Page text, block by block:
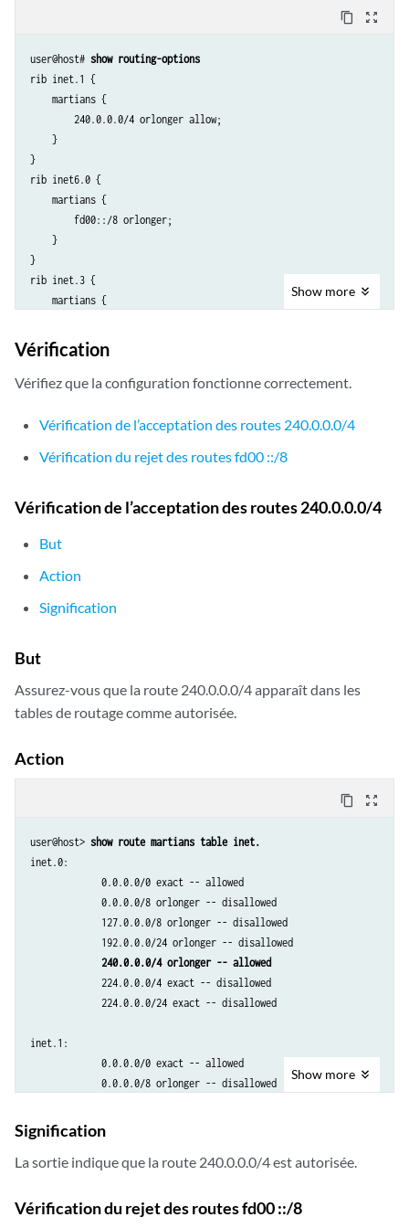
content_copy zoom_out_map
user@host# show routing-options
rib inet.1 {
    martians {
        240.0.0.0/4 orlonger allow;
    }
}
rib inet6.0 {
    martians {
        fd00::/8 orlonger;
    }
}
rib inet.3 {
    martians {
    }
}
rib inet.2 {
        240.0.0.0/4 orlonger allow;
    240.0.0.0/4 orlonger allow;
Show more
Vérification
Vérifiez que la configuration fonctionne correctement.
Vérification de l’acceptation des routes 240.0.0.0/4
Vérification du rejet des routes fd00 ::/8
Vérification de l’acceptation des routes 240.0.0.0/4
But
Action
Signification
But
Assurez-vous que la route 240.0.0.0/4 apparaît dans les
tables de routage comme autorisée.
Action
content_copy zoom_out_map
user@host> show route martians table inet.
inet.0:
             0.0.0.0/0 exact -- allowed
             0.0.0.0/8 orlonger -- disallowed
             127.0.0.0/8 orlonger -- disallowed
             192.0.0.0/24 orlonger -- disallowed
240.0.0.0/4 orlonger -- allowed
             224.0.0.0/4 exact -- disallowed
             224.0.0.0/24 exact -- disallowed
inet.1:
             0.0.0.0/0 exact -- allowed
             0.0.0.0/8 orlonger -- disallowed
             192.0.0.0/24 orlonger -- disallowed
             0.0.0.0/0 exact -- allowed
Show more
Signification
La sortie indique que la route 240.0.0.0/4 est autorisée.
Vérification du rejet des routes fd00 ::/8